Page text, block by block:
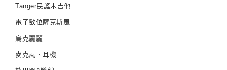
Tanger民謠木吉他
電子數位薩克斯風
烏克麗麗
麥克風、耳機